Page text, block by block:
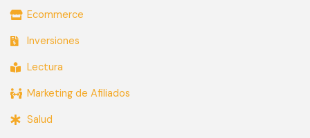
Ecommerce
Inversiones
Lectura
Marketing de Afiliados
Salud